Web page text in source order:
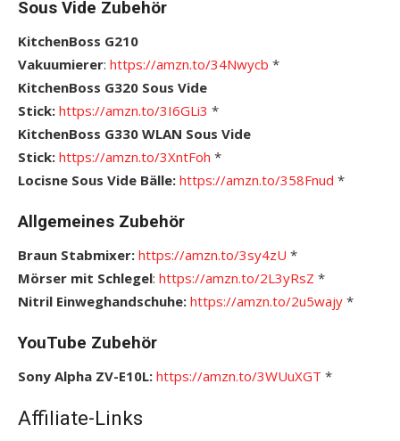
Sous Vide Zubehör
KitchenBoss G210
Vakuumierer: https://amzn.to/34Nwycb *
KitchenBoss G320 Sous Vide
Stick: https://amzn.to/3I6GLi3 *
KitchenBoss G330 WLAN Sous Vide
Stick: https://amzn.to/3XntFoh *
Locisne Sous Vide Bälle: https://amzn.to/358Fnud *
Allgemeines Zubehör
Braun Stabmixer: https://amzn.to/3sy4zU *
Mörser mit Schlegel: https://amzn.to/2L3yRsZ *
Nitril Einweghandschuhe: https://amzn.to/2u5wajy *
YouTube Zubehör
Sony Alpha ZV-E10L: https://amzn.to/3WUuXGT *
Affiliate-Links